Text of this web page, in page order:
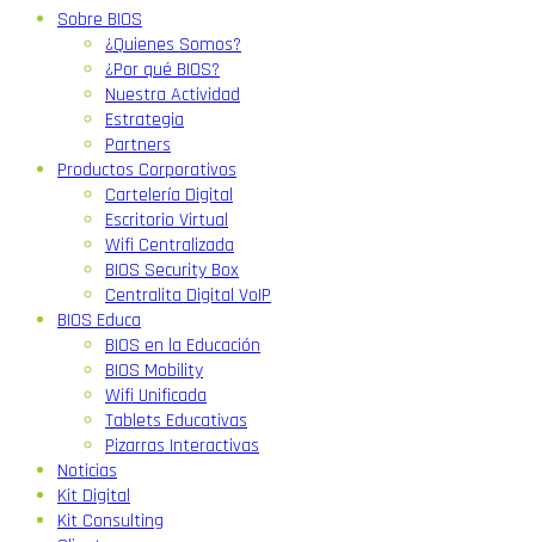
Sobre BIOS
¿Quienes Somos?
¿Por qué BIOS?
Nuestra Actividad
Estrategia
Partners
Productos Corporativos
Cartelería Digital
Escritorio Virtual
Wifi Centralizada
BIOS Security Box
Centralita Digital VoIP
BIOS Educa
BIOS en la Educación
BIOS Mobility
Wifi Unificada
Tablets Educativas
Pizarras Interactivas
Noticias
Kit Digital
Kit Consulting